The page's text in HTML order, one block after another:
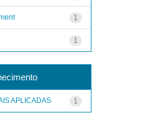
1
1
1
APLICADAS